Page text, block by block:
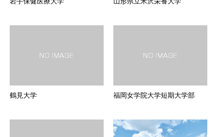
鶴見大学 福岡女学院大学短期大学部